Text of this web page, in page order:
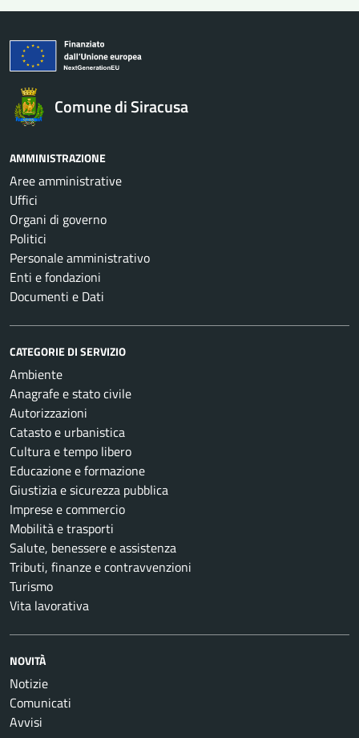
Comune di Siracusa
AMMINISTRAZIONE
Aree amministrative
Uffici
Organi di governo
Politici
Personale amministrativo
Enti e fondazioni
Documenti e Dati
CATEGORIE DI SERVIZIO
Ambiente
Anagrafe e stato civile
Autorizzazioni
Catasto e urbanistica
Cultura e tempo libero
Educazione e formazione
Giustizia e sicurezza pubblica
Imprese e commercio
Mobilità e trasporti
Salute, benessere e assistenza
Tributi, finanze e contravvenzioni
Turismo
Vita lavorativa
NOVITÀ
Notizie
Comunicati
Avvisi